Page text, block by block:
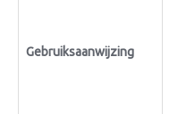
Gebruiksaanwijzing